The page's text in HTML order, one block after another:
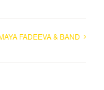
FADEEVA & BAND